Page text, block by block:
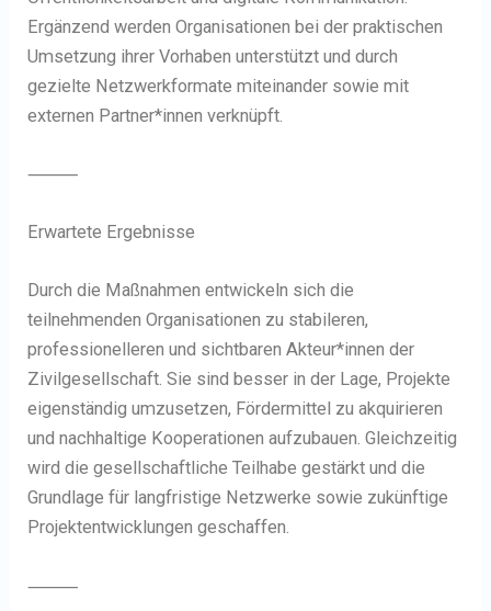
Ergänzend werden Organisationen bei der praktischen
Umsetzung ihrer Vorhaben unterstützt und durch
gezielte Netzwerkformate miteinander sowie mit
externen Partner*innen verknüpft.
⸻
Erwartete Ergebnisse
Durch die Maßnahmen entwickeln sich die
teilnehmenden Organisationen zu stabileren,
professionelleren und sichtbaren Akteur*innen der
Zivilgesellschaft. Sie sind besser in der Lage, Projekte
eigenständig umzusetzen, Fördermittel zu akquirieren
und nachhaltige Kooperationen aufzubauen. Gleichzeitig
wird die gesellschaftliche Teilhabe gestärkt und die
Grundlage für langfristige Netzwerke sowie zukünftige
Projektentwicklungen geschaffen.
⸻